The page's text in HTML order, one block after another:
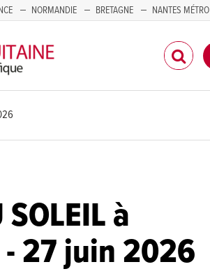
NORMANDIE BRETAGNE NANTES MÉTRO
SOLEIL à
27 juin 2026